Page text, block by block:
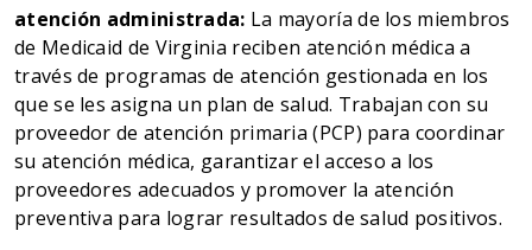
atención administrada: La mayoría de los miembros
de Medicaid de Virginia reciben atención médica a
través de programas de atención gestionada en los
que se les asigna un plan de salud. Trabajan con su
proveedor de atención primaria (PCP) para coordinar
su atención médica, garantizar el acceso a los
proveedores adecuados y promover la atención
preventiva para lograr resultados de salud positivos.